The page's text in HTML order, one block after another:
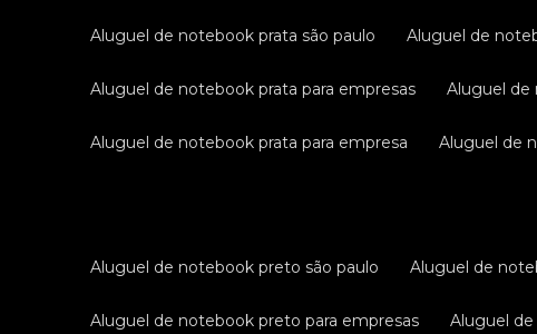
aluguel de notebook prata são paulo aluguel de
aluguel de notebook prata para empresas aluguel
aluguel de notebook prata para empresa aluguel de
aluguel de notebook preto são paulo aluguel de
aluguel de notebook preto para empresas aluguel